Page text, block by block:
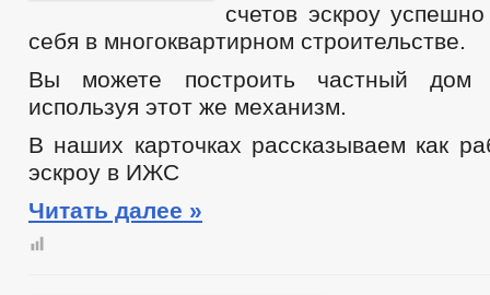
счетов эскроу
себя в многоквартирном строительстве.
Вы можете построить частный дом
используя этот же механизм.
В наших карточках рассказываем как
эскроу в ИЖС
Читать далее »